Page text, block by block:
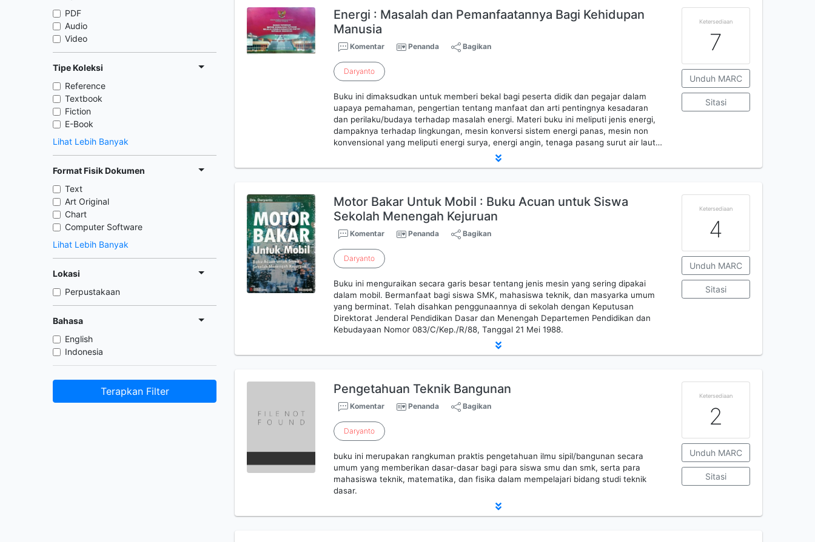
PDF
Audio
Video
Tipe Koleksi
Reference
Textbook
Fiction
E-Book
Lihat Lebih Banyak
Format Fisik Dokumen
Text
Art Original
Chart
Computer Software
Lihat Lebih Banyak
Lokasi
Perpustakaan
Bahasa
English
Indonesia
Terapkan Filter
Energi : Masalah dan Pemanfaatannya Bagi Kehidupan
Manusia
Komentar Penanda Bagikan
Daryanto
Buku ini dimaksudkan untuk memberi bekal bagi peserta didik dan pegajar dalam
uapaya pemahaman, pengertian tentang manfaat dan arti pentingnya kesadaran
dan perilaku/budaya terhadap masalah energi. Materi buku ini meliputi jenis energi,
dampaknya terhadap lingkungan, mesin konversi sistem energi panas, mesin non
konvensional yang meliputi energi surya, energi angin, tenaga pasang surut air laut…
Ketersediaan
7
Unduh MARC
Sitasi
Motor Bakar Untuk Mobil : Buku Acuan untuk Siswa
Sekolah Menengah Kejuruan
Komentar Penanda Bagikan
Daryanto
Buku ini menguraikan secara garis besar tentang jenis mesin yang sering dipakai
dalam mobil. Bermanfaat bagi siswa SMK, mahasiswa teknik, dan masyarka umum
yang berminat. Telah disahkan penggunaannya di sekolah dengan Keputusan
Direktorat Jenderal Pendidikan Dasar dan Menengah Departemen Pendidikan dan
Kebudayaan Nomor 083/C/Kep./R/88, Tanggal 21 Mei 1988.
Ketersediaan
4
Unduh MARC
Sitasi
Pengetahuan Teknik Bangunan
Komentar Penanda Bagikan
Daryanto
buku ini merupakan rangkuman praktis pengetahuan ilmu sipil/bangunan secara
umum yang memberikan dasar-dasar bagi para siswa smu dan smk, serta para
mahasiswa teknik, matematika, dan fisika dalam mempelajari bidang studi teknik
dasar.
Ketersediaan
2
Unduh MARC
Sitasi